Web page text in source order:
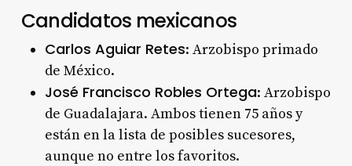
Candidatos mexicanos
Carlos Aguiar Retes: Arzobispo primado
de México.
José Francisco Robles Ortega: Arzobispo
de Guadalajara. Ambos tienen 75 años y
están en la lista de posibles sucesores,
aunque no entre los favoritos.